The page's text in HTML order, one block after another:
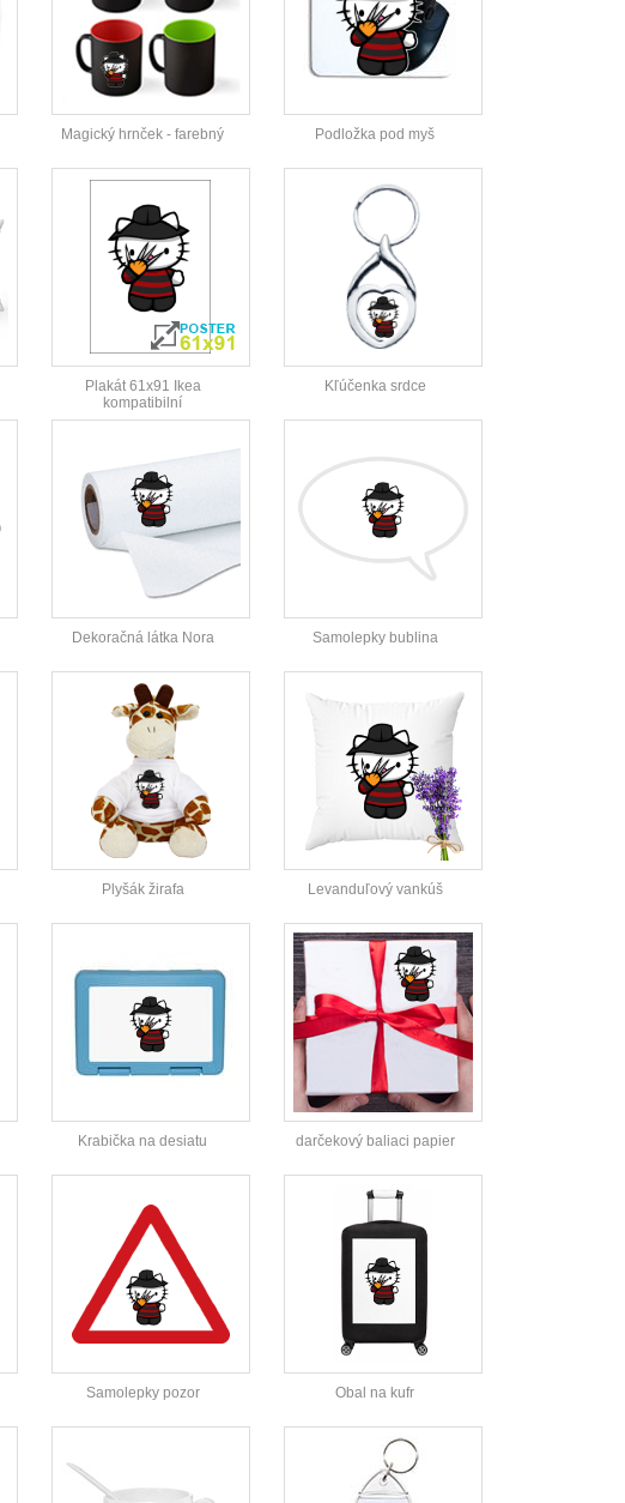
Magický hrnček - farebný Podložka pod myš
Plakát 61x91 Ikea
kompatibilní
Kľúčenka srdce
Dekoračná látka Nora Samolepky bublina
Plyšák žirafa Levanduľový vankúš
Krabička na desiatu darčekový baliaci papier
Samolepky pozor Obal na kufr